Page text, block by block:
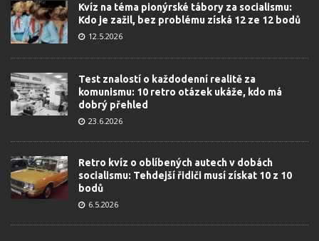
Kvíz na téma pionýrské tábory za socialismu:
Kdo je zažil, bez problému získá 12 ze 12 bodů
12.5.2026
Test znalostí o každodenní realitě za
komunismu: 10 retro otázek ukáže, kdo má
dobrý přehled
23.6.2026
Retro kvíz o oblíbených autech v dobách
socialismu: Tehdejší řidiči musí získat 10 z 10
bodů
6.5.2026